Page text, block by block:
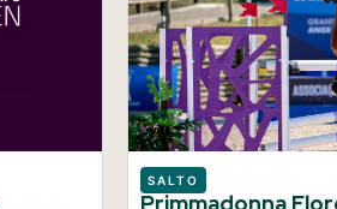
SALTO
Primmadonna